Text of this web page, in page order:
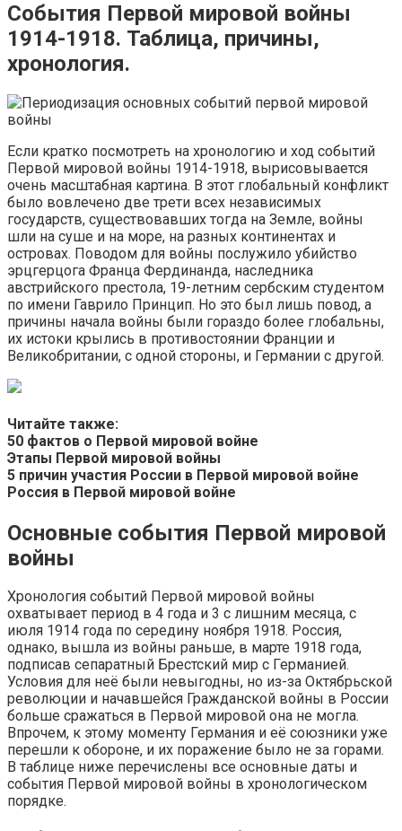
События Первой мировой войны
1914-1918. Таблица, причины,
хронология.
Если кратко посмотреть на хронологию и ход событий
Первой мировой войны 1914-1918, вырисовывается
очень масштабная картина. В этот глобальный конфликт
было вовлечено две трети всех независимых
государств, существовавших тогда на Земле, войны
шли на суше и на море, на разных континентах и
островах. Поводом для войны послужило убийство
эрцгерцога Франца Фердинанда, наследника
австрийского престола, 19-летним сербским студентом
по имени Гаврило Принцип. Но это был лишь повод, а
причины начала войны были гораздо более глобальны,
их истоки крылись в противостоянии Франции и
Великобритании, с одной стороны, и Германии с другой.
Читайте также:
50 фактов о Первой мировой войне
Этапы Первой мировой войны
5 причин участия России в Первой мировой войне
Россия в Первой мировой войне
Основные события Первой мировой
войны
Хронология событий Первой мировой войны
охватывает период в 4 года и 3 с лишним месяца, с
июля 1914 года по середину ноября 1918. Россия,
однако, вышла из войны раньше, в марте 1918 года,
подписав сепаратный Брестский мир с Германией.
Условия для неё были невыгодны, но из-за Октябрьской
революции и начавшейся Гражданской войны в России
больше сражаться в Первой мировой она не могла.
Впрочем, к этому моменту Германия и её союзники уже
перешли к обороне, и их поражение было не за горами.
В таблице ниже перечислены все основные даты и
события Первой мировой войны в хронологическом
порядке.